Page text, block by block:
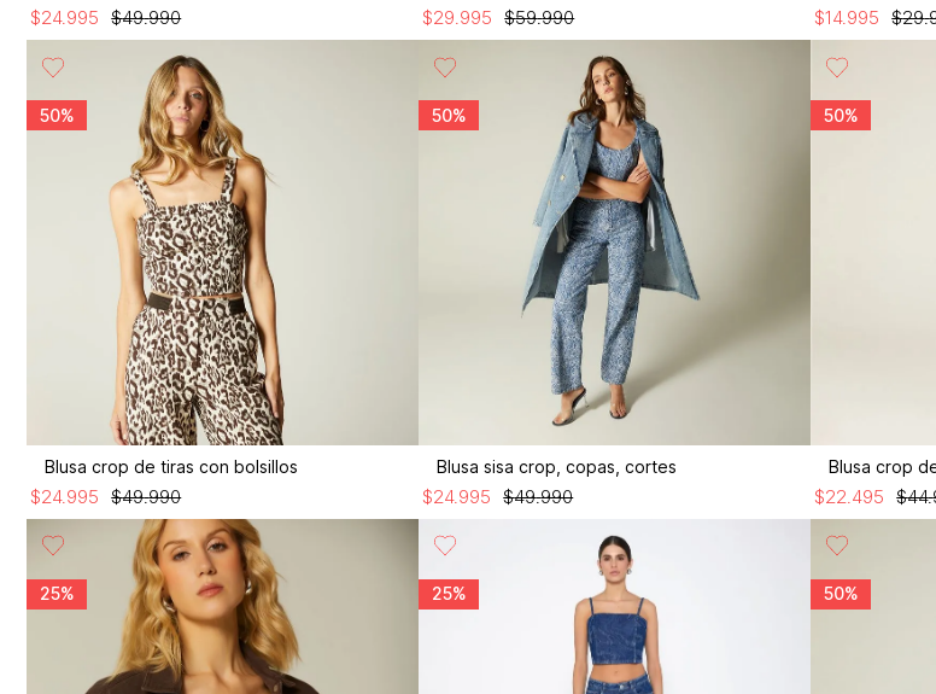
$49.990
$24.995 $59.990
$29.995 $29.
$14.995
50%
Blusa crop de tiras con bolsillos
$49.990
$24.995
50%
Blusa sisa crop, copas, cortes
$49.990
$24.995
50%
Blusa crop
$44.
$22.495
25% 25% 50%